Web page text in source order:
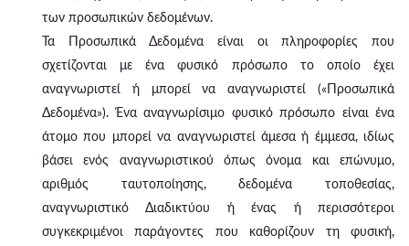
των προσωπικών δεδομένων.
Τα Προσωπικά Δεδομένα είναι οι πληροφορίες που
σχετίζονται με ένα φυσικό πρόσωπο το οποίο έχει
αναγνωριστεί ή μπορεί να αναγνωριστεί («Προσωπικά
Δεδομένα»). Ένα αναγνωρίσιμο φυσικό πρόσωπο είναι ένα
άτομο που μπορεί να αναγνωριστεί άμεσα ή έμμεσα, ιδίως
βάσει ενός αναγνωριστικού όπως όνομα και επώνυμο,
αριθμός ταυτοποίησης, δεδομένα τοποθεσίας,
αναγνωριστικό Διαδικτύου ή ένας ή περισσότεροι
συγκεκριμένοι παράγοντες που καθορίζουν τη φυσική,